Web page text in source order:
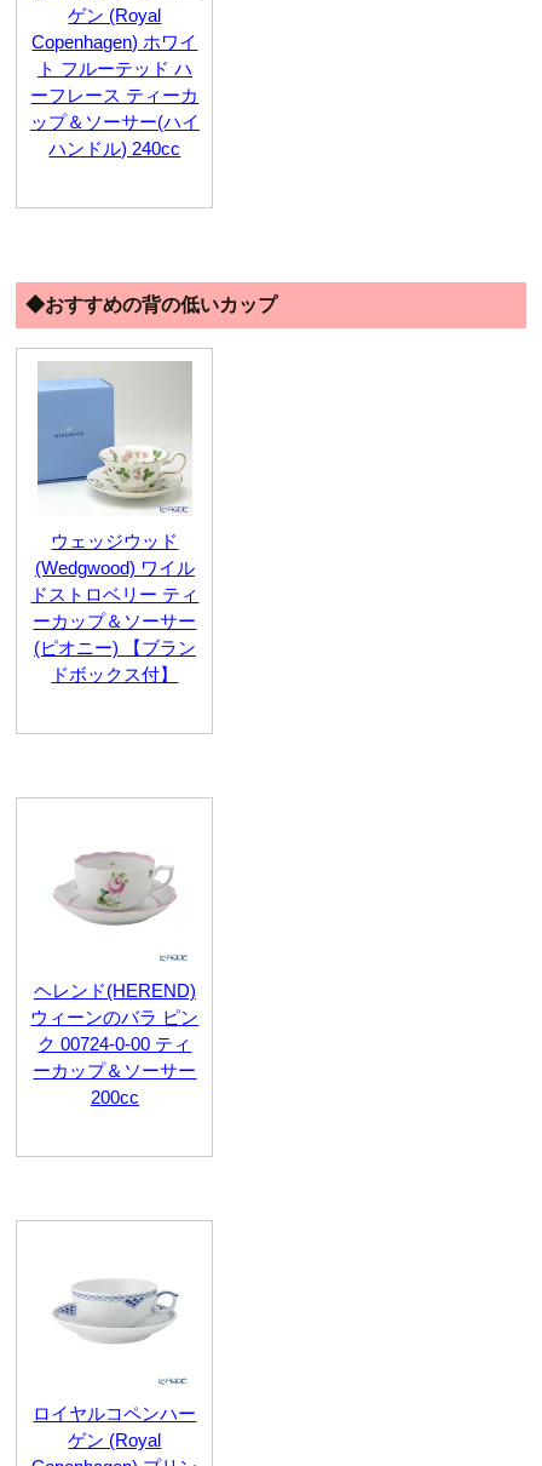
ゲン (Royal
Copenhagen) ホワイ
ト フルーテッド ハ
ーフレース ティーカ
ップ＆ソーサー(ハイ
ハンドル) 240cc
◆おすすめの背の低いカップ
ウェッジウッド
(Wedgwood) ワイル
ドストロベリー ティ
ーカップ＆ソーサー
(ピオニー) 【ブラン
ドボックス付】
ヘレンド(HEREND)
ウィーンのバラ ピン
ク 00724-0-00 ティ
ーカップ＆ソーサー
200cc
ロイヤルコペンハー
ゲン (Royal